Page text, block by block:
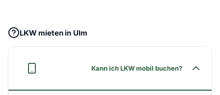
LKW mieten in Ulm
Kann ich LKW mobil buchen?